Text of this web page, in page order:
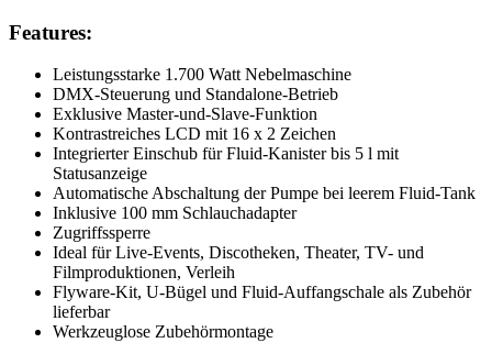
Features:
Leistungsstarke 1.700 Watt Nebelmaschine
DMX-Steuerung und Standalone-Betrieb
Exklusive Master-und-Slave-Funktion
Kontrastreiches LCD mit 16 x 2 Zeichen
Integrierter Einschub für Fluid-Kanister bis 5 l mit
Statusanzeige
Automatische Abschaltung der Pumpe bei leerem Fluid-Tank
Inklusive 100 mm Schlauchadapter
Zugriffssperre
Ideal für Live-Events, Discotheken, Theater, TV- und
Filmproduktionen, Verleih
Flyware-Kit, U-Bügel und Fluid-Auffangschale als Zubehör
lieferbar
Werkzeuglose Zubehörmontage